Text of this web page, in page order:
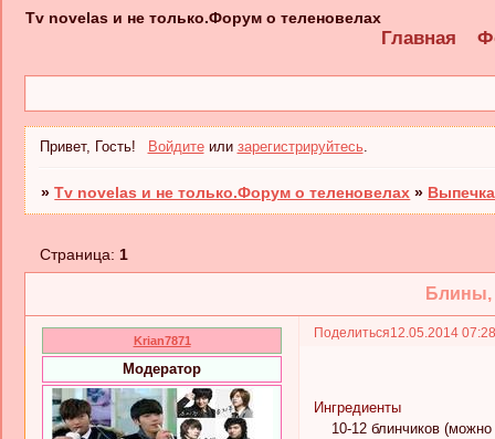
Tv novelas и не только.Форум о теленовелах
Главная
Привет, Гость! Войдитеили зарегистрируйтесь.
»Tv novelas и не только.Форум о теленовелах »
Страница:1
Поделиться12.05.2014
Krian7871
Модератор
Ингредиенты
10-12 блинчиков (можно